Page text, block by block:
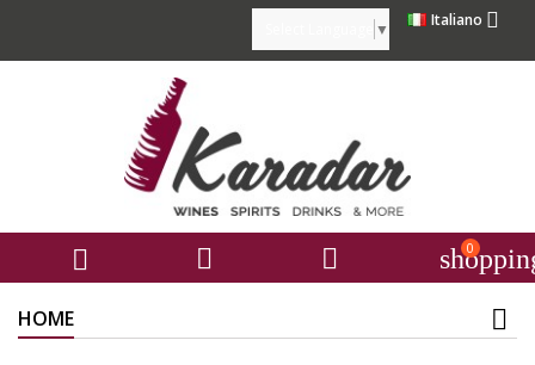
Italiano 
▼
   0
HOME